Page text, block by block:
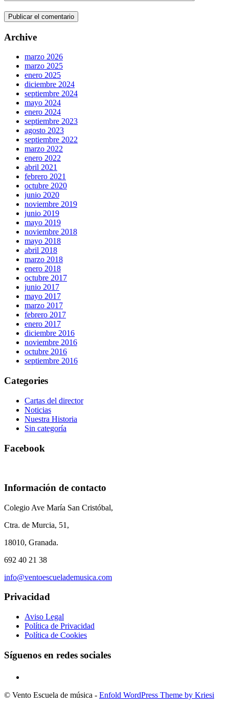
Archive
marzo 2026
marzo 2025
enero 2025
diciembre 2024
septiembre 2024
mayo 2024
enero 2024
septiembre 2023
agosto 2023
septiembre 2022
marzo 2022
enero 2022
abril 2021
febrero 2021
octubre 2020
junio 2020
noviembre 2019
junio 2019
mayo 2019
noviembre 2018
mayo 2018
abril 2018
marzo 2018
enero 2018
octubre 2017
junio 2017
mayo 2017
marzo 2017
febrero 2017
enero 2017
diciembre 2016
noviembre 2016
octubre 2016
septiembre 2016
Categories
Cartas del director
Noticias
Nuestra Historia
Sin categoría
Facebook
Información de contacto
Colegio Ave María San Cristóbal,
Ctra. de Murcia, 51,
18010, Granada.
692 40 21 38
info@ventoescuelademusica.com
Privacidad
Aviso Legal
Política de Privacidad
Política de Cookies
Síguenos en redes sociales
© Vento Escuela de música - Enfold WordPress Theme by Kriesi